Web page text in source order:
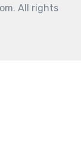
All rights